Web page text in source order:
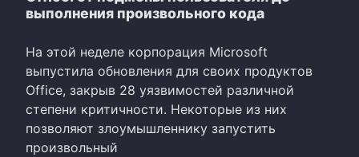
выполнения произвольного кода
На этой неделе корпорация Microsoft
выпустила обновления для своих продуктов
Office, закрыв 28 уязвимостей различной
степени критичности. Некоторые из них
позволяют злоумышленнику запустить
произвольный